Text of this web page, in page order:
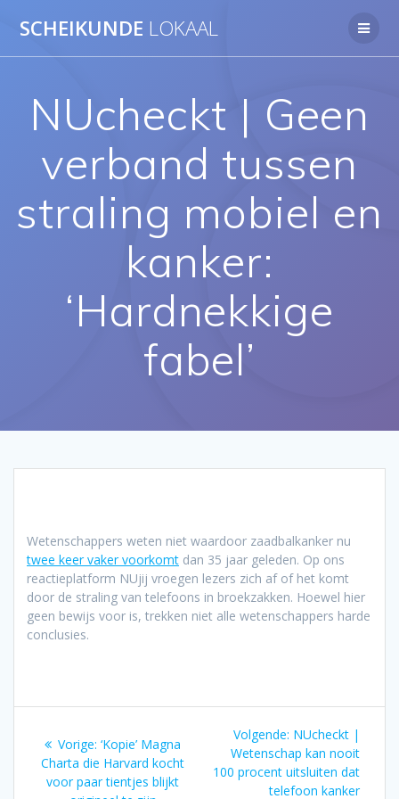
naar
SCHEIKUNDE LOKAAL
NUcheckt | Geen
verband tussen
straling mobiel en
kanker:
‘Hardnekkige
fabel’
Wetenschappers weten niet waardoor zaadbalkanker nu
twee keer vaker voorkomt dan 35 jaar geleden. Op ons
reactieplatform NUjij vroegen lezers zich af of het komt
door de straling van telefoons in broekzakken. Hoewel hier
geen bewijs voor is, trekken niet alle wetenschappers harde
conclusies.
navigatie
Vorige: Vorig
bericht:
‘Kopie’ Magna
Charta die Harvard kocht
voor paar tientjes blijkt
Volgende: Volgend
bericht:
NUcheckt |
Wetenschap kan nooit
100 procent uitsluiten dat
telefoon kanker